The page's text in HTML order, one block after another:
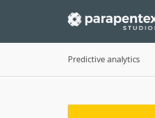
Predictive analytics